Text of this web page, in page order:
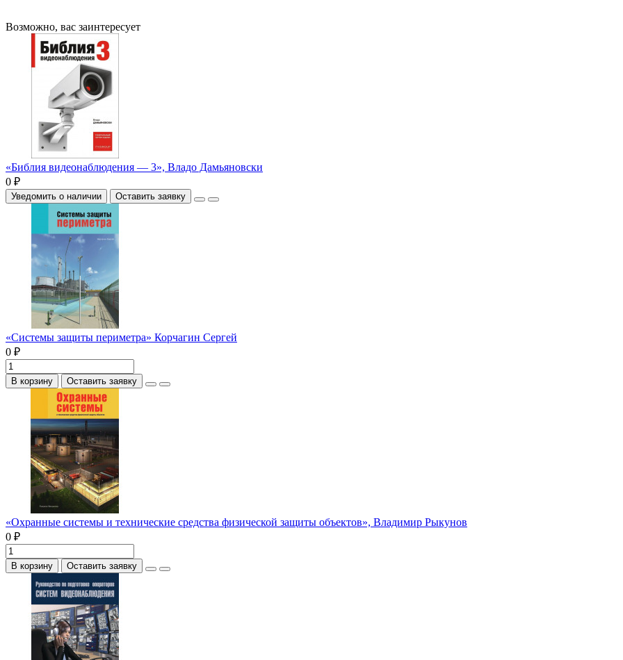
Возможно, вас заинтересует
«Библия видеонаблюдения — 3», Владо Дамьяновски
0 ₽
Уведомить о наличии Оставить заявку
«Системы защиты периметра» Корчагин Сергей
0 ₽
В корзину Оставить заявку
«Охранные системы и технические средства физической защиты объектов», Владимир Рыкунов
0 ₽
В корзину Оставить заявку